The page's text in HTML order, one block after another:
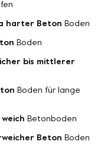
harter Beton Boden
Boden
bis mittlerer
Boden für lange
Betonboden
Beton Boden